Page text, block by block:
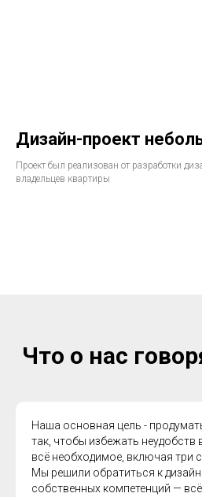
Дизайн-проект
Проект был реализован от разработки
владельцев квартиры
Что о нас
Наша основная цель -
так, чтобы избежать неудобств
всё необходимое, включая три
Мы решили обратиться к
собственных компетенций —